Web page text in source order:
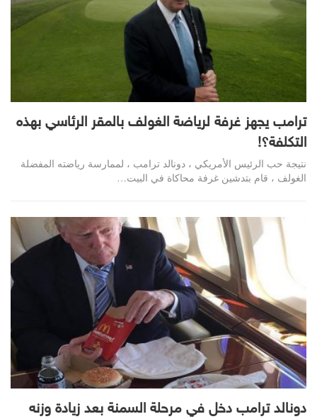
ترامب يجهز غرفة لرياضة الغولف بالمقر الرئاسي بهذه
التكلفة؟!
نتيجة حب الرئيس الأمريكي ، دونالد ترامب ، لممارسة رياضته المفضلة
الغولف ، قام بتدشين غرفة محاكاة في البيت…
دونالد ترامب دخل في مرحلة السمنة بعد زيادة وزنه